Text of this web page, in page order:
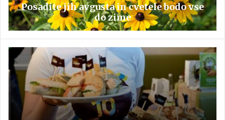
Posadite jih avgusta in cvetele bodo vse
do zime